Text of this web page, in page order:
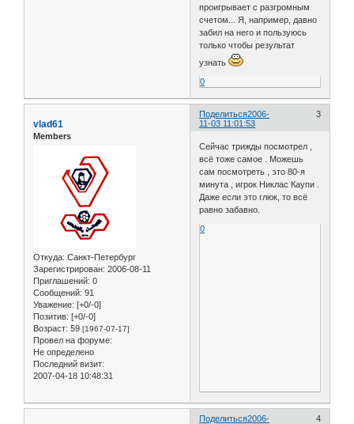
проигрывает с разгромным
счетом... Я, например, давно
забил на него и пользуюсь
только чтобы результат
узнать
0
Поделиться 3
2006-
11-03 11:01:53
vlad61
Members
Откуда: Санкт-Петербург
Зарегистрирован: 2006-08-11
Приглашений: 0
Сообщений: 91
Уважение: [+0/-0]
Позитив: [+0/-0]
Возраст: 59 [1967-07-17]
Провел на форуме:
Не определено
Последний визит:
2007-04-18 10:48:31
Сейчас трижды посмотрел ,
всё тоже самое . Можешь
сам посмотреть , это 80-я
минута , игрок Никлас Каупи .
Даже если это глюк, то всё
равно забавно.
0
Поделиться 4
2006-